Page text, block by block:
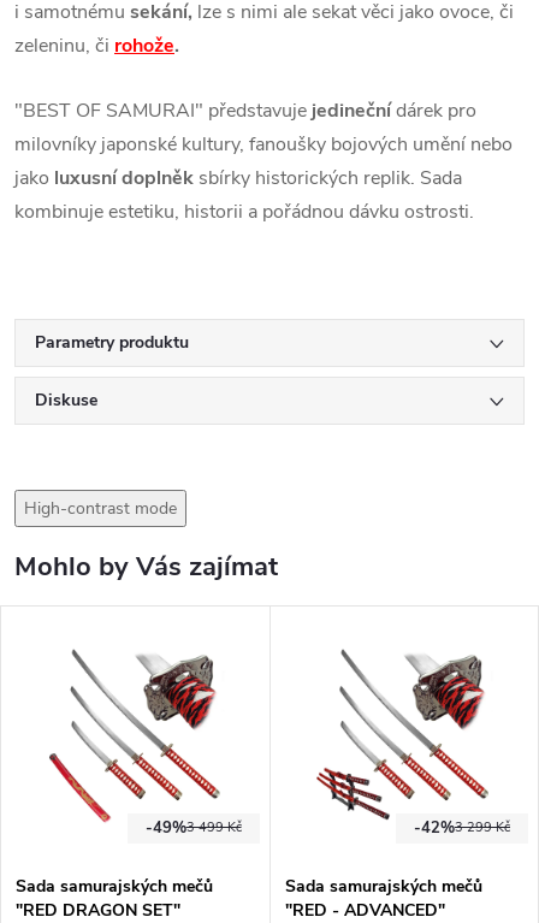
i samotnému sekání, lze s nimi ale sekat věci jako ovoce, či
zeleninu, či rohože.
"BEST OF SAMURAI" představuje jedinečnídárek pro
milovníky japonské kultury, fanoušky bojových umění nebo
jako luxusní doplněk sbírky historických replik. Sada
kombinuje estetiku, historii a pořádnou dávku ostrosti.
Parametry produktu
Diskuse
High-contrast mode
Mohlo by Vás zajímat
3 499 Kč
-49%
Sada samurajských mečů
"RED DRAGON SET"
3 299 Kč
-42%
Sada samurajských mečů
"RED - ADVANCED"